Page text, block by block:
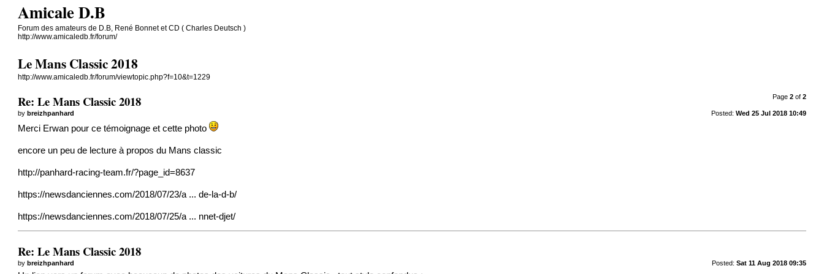
Amicale D.B
Forum des amateurs de D.B, René Bonnet et CD ( Charles Deutsch )
http://www.amicaledb.fr/forum/
Le Mans Classic 2018
http://www.amicaledb.fr/forum/viewtopic.php?f=10&t=1229
Page 2of 2
Re: Le Mans Classic 2018
Posted: Wed 25 Jul 2018 10:49
bybreizhpanhard
Merci Erwan pour ce témoignage et cette photo
encore un peu de lecture à propos du Mans classic
http://panhard-racing-team.fr/?page_id=8637
https://newsdanciennes.com/2018/07/23/a ... de-la-d-b/
https://newsdanciennes.com/2018/07/25/a ... nnet-djet/
Re: Le Mans Classic 2018
Posted: Sat 11 Aug 2018 09:35
bybreizhpanhard